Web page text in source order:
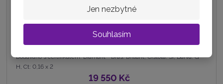
Jen nezbytné
Souhlasím
Žluté zlato náušnice s brilianty na klapku
Dodáváno s certifikátem. Diamant - brus: briliant; Čistota: SI; Barva: G-
H, Ct: 0,16 x 2
19 550 Kč